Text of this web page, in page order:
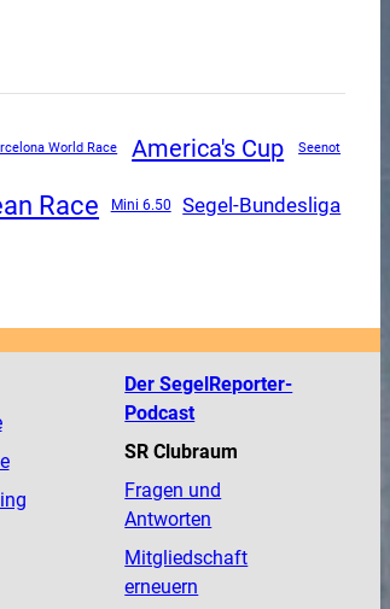
World Race America's Cup Seenot
Race Mini 6.50 Segel-Bundesliga
Der SegelReporter-
Podcast
SR Clubraum
Fragen und
Antworten
Mitgliedschaft
erneuern